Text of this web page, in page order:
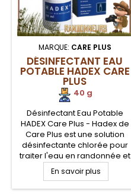
MARQUE: CARE PLUS
DÉSINFECTANT EAU
POTABLE HADEX CARE
PLUS
40 g
Désinfectant Eau Potable
HADEX Care Plus - Hadex de
Care Plus est une solution
désinfectante chlorée pour
traiter l'eau en randonnée et
camping et la rendre potable
après élimination des
bactéries et virus. Un flacon
En savoir plus